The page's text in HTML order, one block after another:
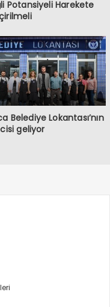
Potansiyeli Harekete
Belediye Lokantası’nın
geliyor